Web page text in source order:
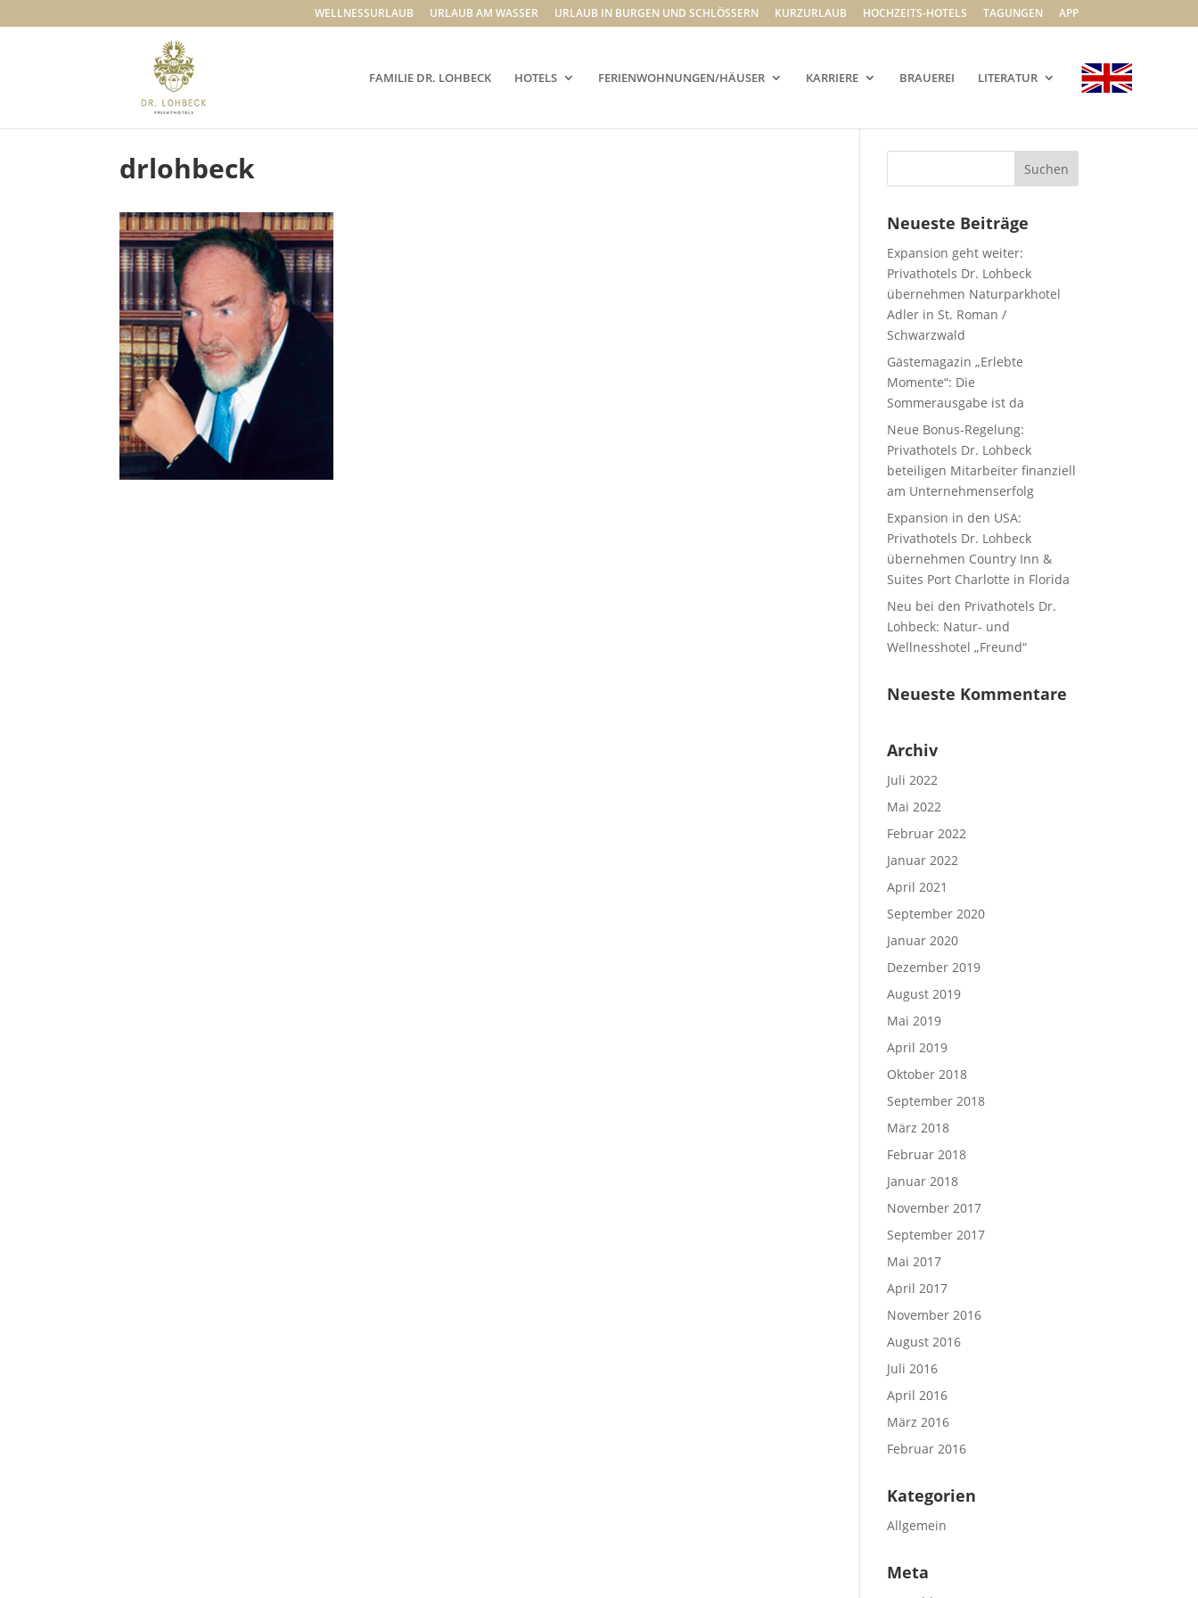
WELLNESSURLAUB URLAUB AM WASSER URLAUB IN BURGEN UND SCHLÖSSERN KURZURLAUB HOCHZEITS-HOTELS TAGUNGEN APP
FAMILIE DR. LOHBECK HOTELS FERIENWOHNUNGEN/HÄUSER KARRIERE BRAUEREI LITERATUR
drlohbeck
Neueste Beiträge
Expansion geht weiter:
Privathotels Dr. Lohbeck
übernehmen Naturparkhotel
Adler in St. Roman /
Schwarzwald
Gästemagazin „Erlebte
Momente“: Die
Sommerausgabe ist da
Neue Bonus-Regelung:
Privathotels Dr. Lohbeck
beteiligen Mitarbeiter finanziell
am Unternehmenserfolg
Expansion in den USA:
Privathotels Dr. Lohbeck
übernehmen Country Inn &
Suites Port Charlotte in Florida
Neu bei den Privathotels Dr.
Lohbeck: Natur- und
Wellnesshotel „Freund“
Neueste Kommentare
Archiv
Juli 2022
Mai 2022
Februar 2022
Januar 2022
April 2021
September 2020
Januar 2020
Dezember 2019
August 2019
Mai 2019
April 2019
Oktober 2018
September 2018
März 2018
Februar 2018
Januar 2018
November 2017
September 2017
Mai 2017
April 2017
November 2016
August 2016
Juli 2016
April 2016
März 2016
Februar 2016
Kategorien
Allgemein
Meta